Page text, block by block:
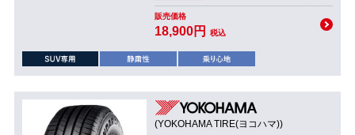
販売価格
18,900円 税込
(YOKOHAMA TIRE(ヨコハマ))